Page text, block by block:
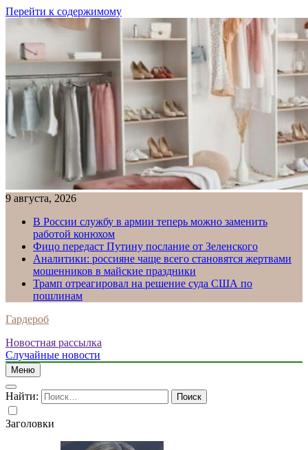
Перейти к содержимому
9 августа, 2026
В России службу в армии теперь можно заменить
работой конюхом
Фицо передаст Путину послание от Зеленского
Аналитики: россияне чаще всего становятся жертвами
мошенников в майские праздники
Трамп отреагировал на решение суда США по
пошлинам
Гардероб
Новостная рассылка
Случайные новости
Меню
Найти:
Заголовки